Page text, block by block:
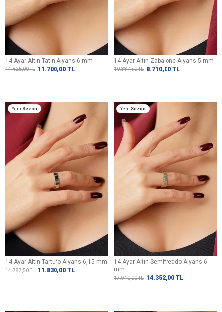
14 Ayar Altın Tatin Alyans 6 mm
14.625,00TL 11.700,00 TL
14 Ayar Altın Zabaione Alyans 5 mm
10.887,50TL 8.710,00 TL
Yeni Sezon
14 Ayar Altın Tartufo Alyans 6,15 mm
14.787,50TL 11.830,00 TL
Yeni Sezon
14 Ayar Altın Semifreddo Alyans 6
mm
17.940,00TL 14.352,00 TL